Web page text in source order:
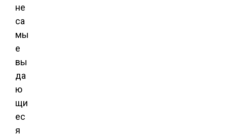
не
са
мы
е
вы
да
ю
щи
ес
я